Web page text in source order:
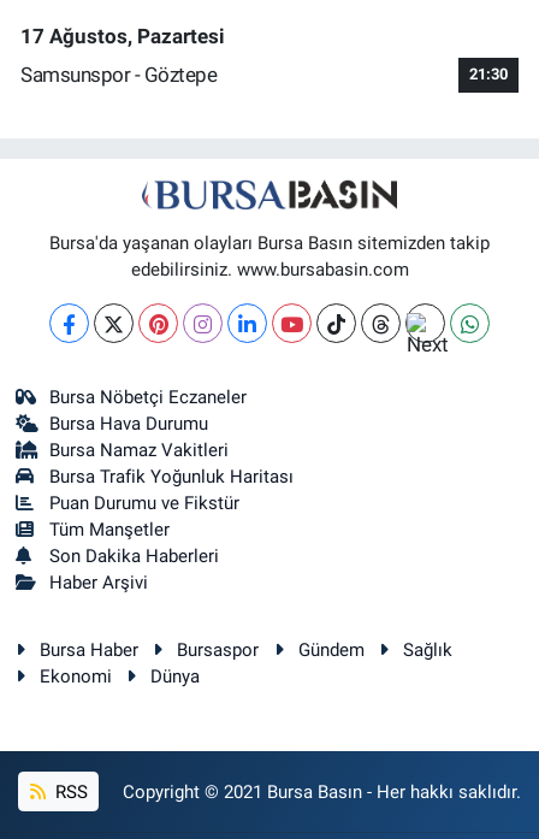
17 Ağustos, Pazartesi
Samsunspor - Göztepe
21:30
Bursa'da yaşanan olayları Bursa Basın sitemizden takip
edebilirsiniz. www.bursabasin.com
Bursa Nöbetçi Eczaneler
Bursa Hava Durumu
Bursa Namaz Vakitleri
Bursa Trafik Yoğunluk Haritası
Puan Durumu ve Fikstür
Tüm Manşetler
Son Dakika Haberleri
Haber Arşivi
Bursa Haber Bursaspor Gündem
Sağlık
Ekonomi
Dünya
RSS Copyright © 2021 Bursa Basın - Her hakkı saklıdır.